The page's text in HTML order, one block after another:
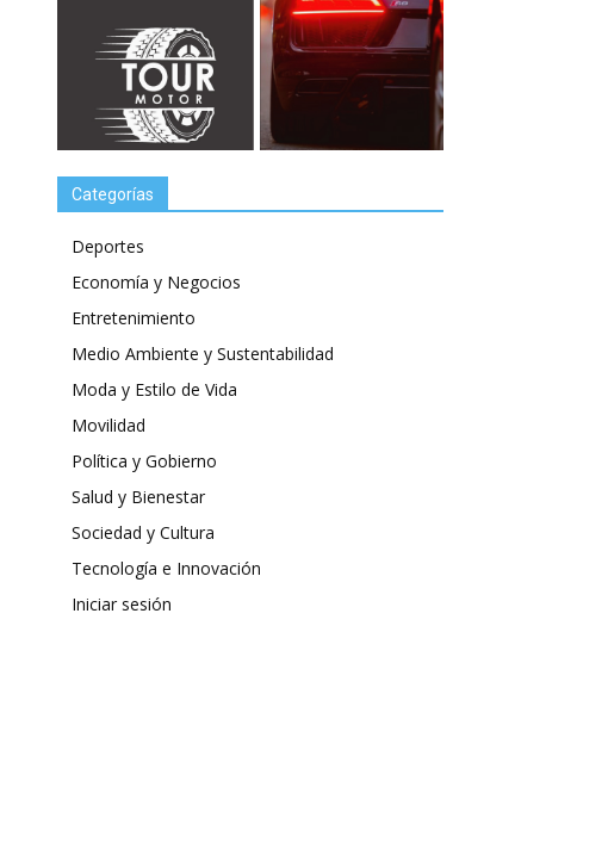
Categorías
Deportes
Economía y Negocios
Entretenimiento
Medio Ambiente y Sustentabilidad
Moda y Estilo de Vida
Movilidad
Política y Gobierno
Salud y Bienestar
Sociedad y Cultura
Tecnología e Innovación
Iniciar sesión